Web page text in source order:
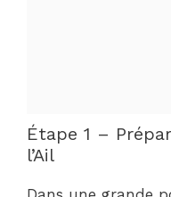
Étape 1 –
l’Ail